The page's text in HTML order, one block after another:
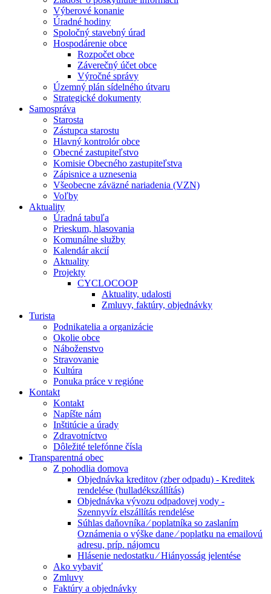
Výberové konanie
Úradné hodiny
Spoločný stavebný úrad
Hospodárenie obce
Rozpočet obce
Záverečný účet obce
Výročné správy
Územný plán sídelného útvaru
Strategické dokumenty
Samospráva
Starosta
Zástupca starostu
Hlavný kontrolór obce
Obecné zastupiteľstvo
Komisie Obecného zastupiteľstva
Zápisnice a uznesenia
Všeobecne záväzné nariadenia (VZN)
Voľby
Aktuality
Úradná tabuľa
Prieskum, hlasovania
Komunálne služby
Kalendár akcií
Aktuality
Projekty
CYCLOCOOP
Aktuality, udalosti
Zmluvy, faktúry, objednávky
Turista
Podnikatelia a organizácie
Okolie obce
Náboženstvo
Stravovanie
Kultúra
Ponuka práce v regióne
Kontakt
Kontakt
Napíšte nám
Inštitúcie a úrady
Zdravotníctvo
Dôležité telefónne čísla
Transparentná obec
Z pohodlia domova
Objednávka kreditov (zber odpadu) - Kreditek
rendelése (hulladékszállítás)
Objednávka vývozu odpadovej vody -
Szennyvíz elszállítás rendelése
Súhlas daňovníka ⁄ poplatníka so zaslaním
Oznámenia o výške dane ⁄ poplatku na emailovú
adresu, príp. nájomcu
Hlásenie nedostatku ⁄ Hiányosság jelentése
Ako vybaviť
Zmluvy
Faktúry a objednávky